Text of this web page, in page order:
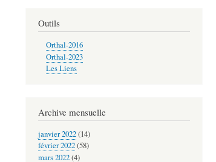
Outils
Orthal-2016
Orthal-2023
Les Liens
Archive mensuelle
janvier 2022(14)
février 2022(58)
mars 2022(4)